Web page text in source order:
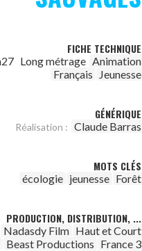
FICHE TECHNIQUE
Long métrage Animation
Français
Jeunesse
GÉNÉRIQUE
Réalisation : Claude Barras
MOTS CLÉS
écologie jeunesse Forêt
PRODUCTION, DISTRIBUTION, ...
Nadasdy Film Haut et Court
Beast Productions France 3